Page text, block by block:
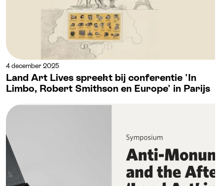
4 december 2025
Land Art Lives spreekt bij conferentie 'In
Limbo, Robert Smithson en Europe' in Parijs